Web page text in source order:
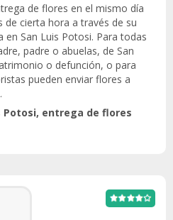
de flores en el mismo día
de cierta hora a través de su
en San Luis Potosi. Para todas
padre o abuelas, de San
o defunción, o para
pueden enviar flores a
Potosi, entrega de flores